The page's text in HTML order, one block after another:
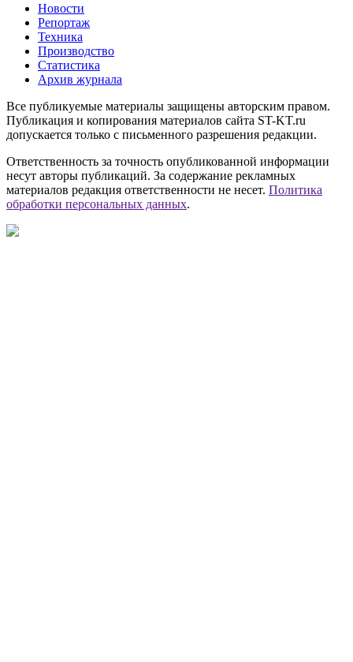
Новости
Репортаж
Техника
Производство
Статистика
Архив журнала
Все публикуемые материалы защищены авторским правом.
Публикация и копирования материалов сайта ST-KT.ru
допускается только с письменного разрешения редакции.
Ответственность за точность опубликованной информации
несут авторы публикаций. За содержание рекламных
материалов редакция ответственности не несет. Политика
обработки персональных данных.